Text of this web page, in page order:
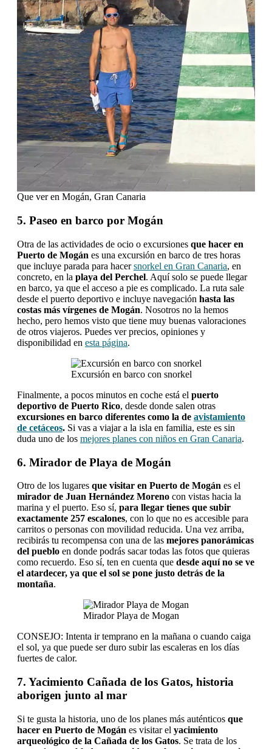
Que ver en Mogán, Gran Canaria
5. Paseo en barco por Mogán
Otra de las actividades de ocio o excursiones que hacer en
Puerto de Mogán es una excursión en barco de tres horas
que incluye parada para hacersnorkel en Gran Canaria, en
concreto, en la playa del Perchel. Aquí solo se puede llegar
en barco, ya que el acceso a pie es complicado. La ruta sale
desde el puerto deportivo e incluye navegación hasta las
costas más vírgenes de Mogán. Nosotros no la hemos
hecho, pero hemos visto que tiene muy buenas valoraciones
de otros viajeros. Puedes ver precios, opiniones y
disponibilidad en esta página.
Excursión en barco con snorkel
Finalmente, a pocos minutos en coche está el puerto
deportivo de Puerto Rico, desde donde salen otras
excursiones en barco diferentes como la de avistamiento
de cetáceos. Si vas a viajar a la isla en familia, este es sin
duda uno de los mejores planes con niños en Gran Canaria.
6. Mirador de Playa de Mogán
Otro de los lugares que visitar en Puerto de Mogán es el
mirador de Juan Hernández Moreno con vistas hacia la
marina y el puerto. Eso sí, para llegar tienes que subir
exactamente 257 escalones, con lo que no es accesible para
carritos o personas con movilidad reducida. Una vez arriba,
recibirás tu recompensa con una de las mejores panorámicas
del pueblo en donde podrás sacar todas las fotos que quieras
como recuerdo. Eso sí, ten en cuenta que desde aquí no se ve
el atardecer, ya que el sol se pone justo detrás de la
montaña.
Mirador Playa de Mogan
CONSEJO: Intenta ir temprano en la mañana o cuando caiga
el sol, ya que puede ser duro subir las escaleras en los días
fuertes de calor.
7. Yacimiento Cañada de los Gatos, historia
aborigen junto al mar
Si te gusta la historia, uno de los planes más auténticos que
hacer en Puerto de Mogán es visitar el yacimiento
arqueológico de la Cañada de los Gatos. Se trata de los